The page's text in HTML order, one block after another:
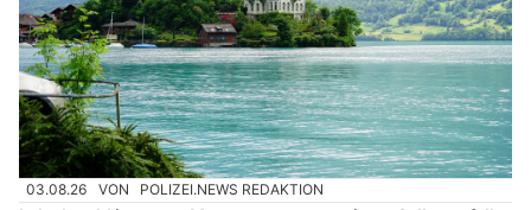
03.08.26 VON POLIZEI.NEWS REDAKTION